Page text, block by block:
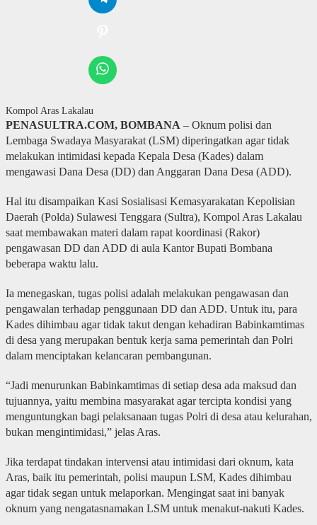
Kompol Aras Lakalau
PENASULTRA.COM, BOMBANA – Oknum polisi dan
Lembaga Swadaya Masyarakat (LSM) diperingatkan agar tidak
melakukan intimidasi kepada Kepala Desa (Kades) dalam
mengawasi Dana Desa (DD) dan Anggaran Dana Desa (ADD).
Hal itu disampaikan Kasi Sosialisasi Kemasyarakatan Kepolisian
Daerah (Polda) Sulawesi Tenggara (Sultra), Kompol Aras Lakalau
saat membawakan materi dalam rapat koordinasi (Rakor)
pengawasan DD dan ADD di aula Kantor Bupati Bombana
beberapa waktu lalu.
Ia menegaskan, tugas polisi adalah melakukan pengawasan dan
pengawalan terhadap penggunaan DD dan ADD. Untuk itu, para
Kades dihimbau agar tidak takut dengan kehadiran Babinkamtimas
di desa yang merupakan bentuk kerja sama pemerintah dan Polri
dalam menciptakan kelancaran pembangunan.
“Jadi menurunkan Babinkamtimas di setiap desa ada maksud dan
tujuannya, yaitu membina masyarakat agar tercipta kondisi yang
menguntungkan bagi pelaksanaan tugas Polri di desa atau kelurahan,
bukan mengintimidasi,” jelas Aras.
Jika terdapat tindakan intervensi atau intimidasi dari oknum, kata
Aras, baik itu pemerintah, polisi maupun LSM, Kades dihimbau
agar tidak segan untuk melaporkan. Mengingat saat ini banyak
oknum yang nengatasnamakan LSM untuk menakut-nakuti Kades.